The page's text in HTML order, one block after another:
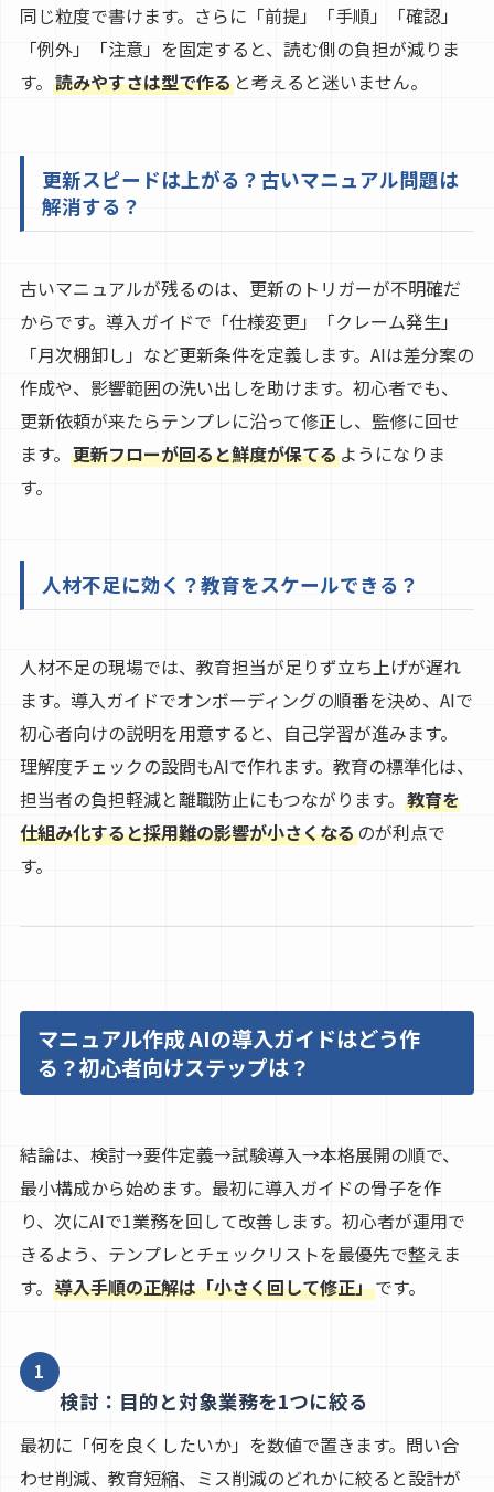
同じ粒度で書けます。さらに「前提」「手順」「確認」
「例外」「注意」を固定すると、読む側の負担が減りま
す。 読みやすさは型で作ると考えると迷いません。
更新スピードは上がる？古いマニュアル問題は
解消する？
古いマニュアルが残るのは、更新のトリガーが不明確だ
からです。導入ガイドで「仕様変更」「クレーム発生」
「月次棚卸し」など更新条件を定義します。AIは差分案の
作成や、影響範囲の洗い出しを助けます。初心者でも、
更新依頼が来たらテンプレに沿って修正し、監修に回せ
ます。 更新フローが回ると鮮度が保てるようになりま
す。
人材不足に効く？教育をスケールできる？
人材不足の現場では、教育担当が足りず立ち上げが遅れ
ます。導入ガイドでオンボーディングの順番を決め、AIで
初心者向けの説明を用意すると、自己学習が進みます。
理解度チェックの設問もAIで作れます。教育の標準化は、
担当者の負担軽減と離職防止にもつながります。 教育を
仕組み化すると採用難の影響が小さくなるのが利点で
す。
マニュアル作成 AIの導入ガイドはどう作
る？初心者向けステップは？
結論は、検討→要件定義→試験導入→本格展開の順で、
最小構成から始めます。最初に導入ガイドの骨子を作
り、次にAIで1業務を回して改善します。初心者が運用で
きるよう、テンプレとチェックリストを最優先で整えま
す。 導入手順の正解は「小さく回して修正」です。
1
検討：目的と対象業務を1つに絞る
最初に「何を良くしたいか」を数値で置きます。問い合
わせ削減、教育短縮、ミス削減のどれかに絞ると設計が